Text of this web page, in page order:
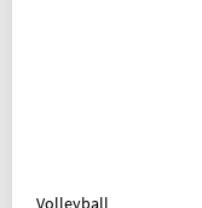
Volleyball